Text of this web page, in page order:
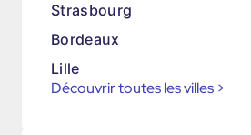
Strasbourg
Bordeaux
Lille
Découvrir toutes les villes >